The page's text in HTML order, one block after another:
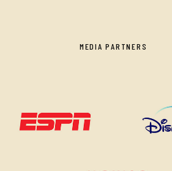
MEDIA PARTNERS